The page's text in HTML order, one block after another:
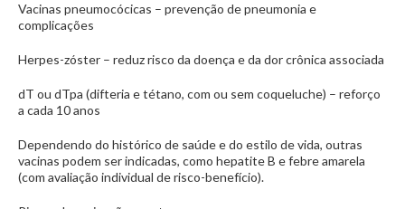
Vacinas pneumocócicas – prevenção de pneumonia e
complicações
Herpes-zóster – reduz risco da doença e da dor crônica associada
dT ou dTpa (difteria e tétano, com ou sem coqueluche) – reforço
a cada 10 anos
Dependendo do histórico de saúde e do estilo de vida, outras
vacinas podem ser indicadas, como hepatite B e febre amarela
(com avaliação individual de risco-benefício).